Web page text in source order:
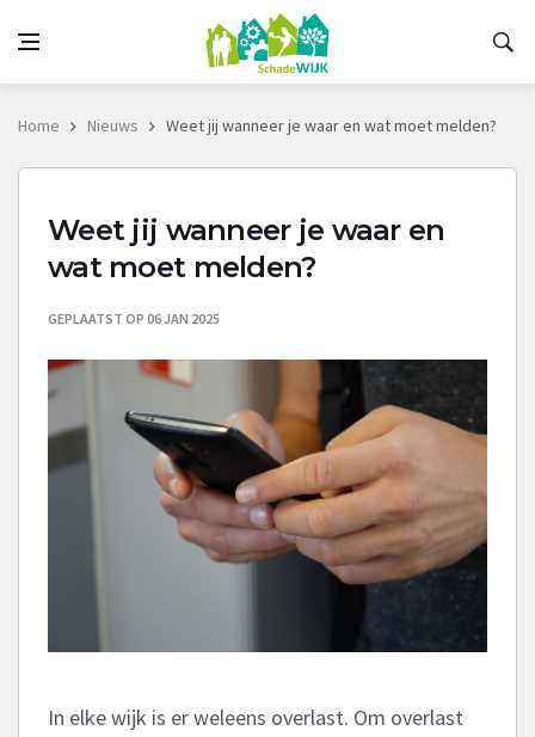
Home Nieuws Weet jij wanneer je waar en wat moet melden?
Weet jij wanneer je waar en
wat moet melden?
GEPLAATST OP 06 JAN 2025
In elke wijk is er weleens overlast. Om overlast